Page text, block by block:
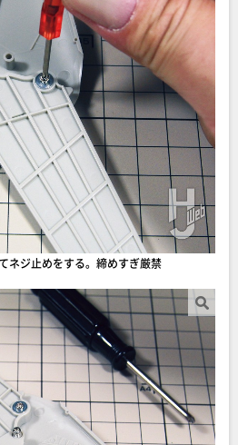
ネジ止めをする。締めすぎ厳禁